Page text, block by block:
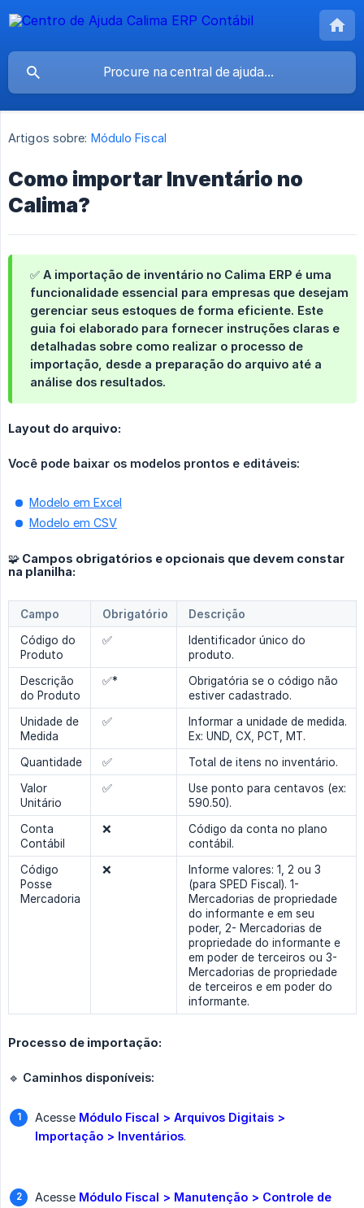
Artigos sobre: Módulo Fiscal
Como importar Inventário no
Calima?
✅ A importação de inventário no Calima ERP é uma
funcionalidade essencial para empresas que desejam
gerenciar seus estoques de forma eficiente. Este
guia foi elaborado para fornecer instruções claras e
detalhadas sobre como realizar o processo de
importação, desde a preparação do arquivo até a
análise dos resultados.
Layout do arquivo:
Você pode baixar os modelos prontos e editáveis:
Modelo em Excel
Modelo em CSV
🧩 Campos obrigatórios e opcionais que devem constar
na planilha:
Campo Obrigatório
Descrição
Código do
Produto
✅
Identificador único do
produto.
Descrição
do Produto
✅*
Obrigatória se o código não
estiver cadastrado.
Unidade de
Medida
✅
Informar a unidade de medida.
Ex: UND, CX, PCT, MT.
Quantidade
✅
Total de itens no inventário.
Valor
Unitário
✅
Use ponto para centavos (ex:
590.50).
Conta
Contábil
❌
Código da conta no plano
contábil.
Código
Posse
Mercadoria
❌
Informe valores: 1, 2 ou 3
(para SPED Fiscal). 1-
Mercadorias de propriedade
do informante e em seu
poder, 2- Mercadorias de
propriedade do informante e
em poder de terceiros ou 3-
Mercadorias de propriedade
de terceiros e em poder do
informante.
Processo de importação:
🔹 Caminhos disponíveis:
Acesse Módulo Fiscal > Arquivos Digitais >
Importação > Inventários.
Acesse Módulo Fiscal > Manutenção > Controle de